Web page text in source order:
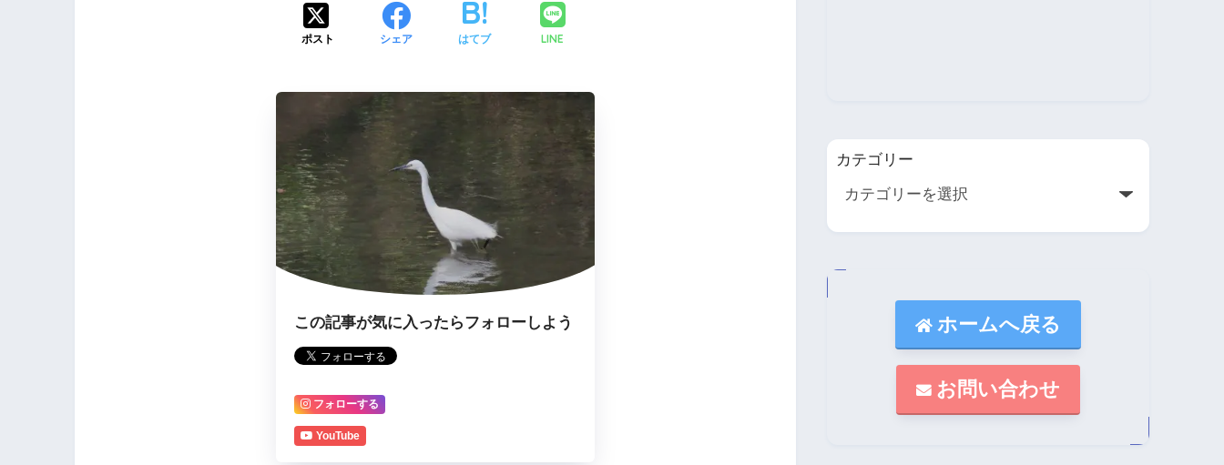
ポスト シェア はてブ LINE
この記事が気に入ったらフォローしよう
フォローする
YouTube
カテゴリー
ホームへ戻る
お問い合わせ